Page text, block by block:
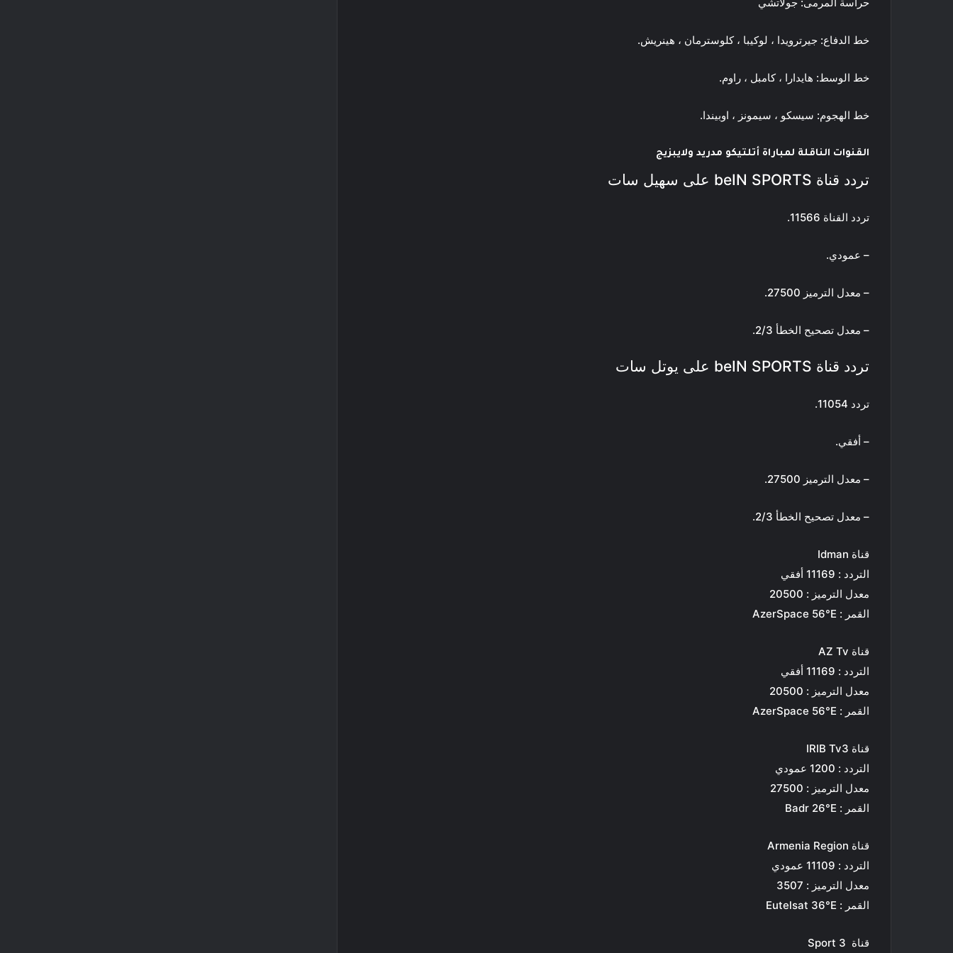
خط الدفاع: جيرترويدا ، لوكيبا ، كلوسترمان ، هينريش.
خط الوسط: هايدارا ، كامبل ، راوم.
خط الهجوم: سيسكو ، سيمونز ، اوبيندا.
القنوات الناقلة لمباراة أتلتيكو مدريد ولايبزيج
تردد قناة beIN SPORTS على سهيل سات
تردد القناة 11566.
– عمودي.
– معدل الترميز 27500.
– معدل تصحيح الخطأ 2/3.
تردد قناة beIN SPORTS على يوتل سات
تردد 11054.
– أفقي.
– معدل الترميز 27500.
– معدل تصحيح الخطأ 2/3.
قناة Idman
التردد : 11169 أفقي
معدل الترميز : 20500
القمر : AzerSpace 56°E
قناة AZ Tv
التردد : 11169 أفقي
معدل الترميز : 20500
القمر : AzerSpace 56°E
قناة IRIB Tv3
التردد : 1200 عمودي
معدل الترميز : 27500
القمر : Badr 26°E
قناة Armenia Region
التردد : 11109 عمودي
معدل الترميز : 3507
القمر : Eutelsat 36°E
قناة 3 Sport